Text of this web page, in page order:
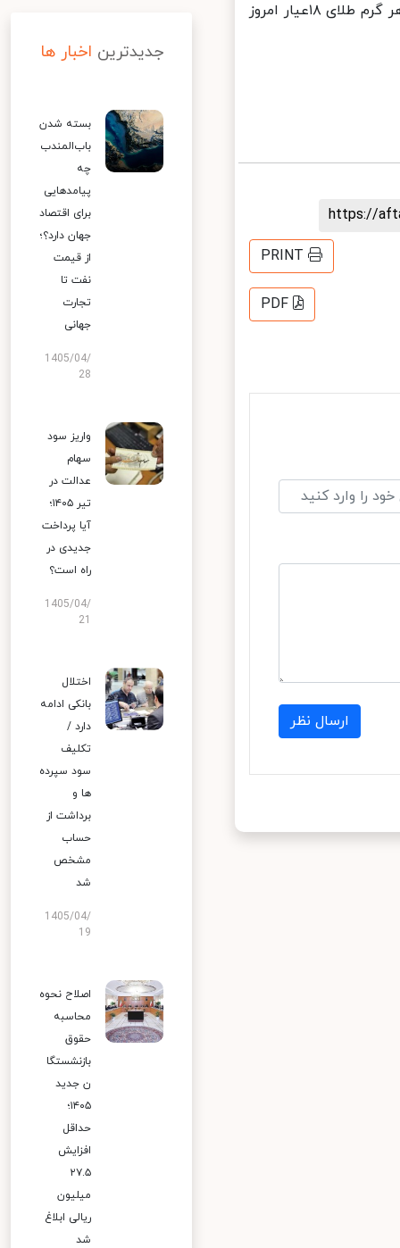
از سوی دیگر، هر گرم طلای ۱۸عیار رشد ۲۲ هزار و ۶۰۰ تومانی را تجربه کرد. هر گرم طلای ۱۸عیار امروز
https://
PRINT
PDF
ارسال نظر
جدیدترین اخبار ها
بسته شدن
باب‌المندب
چه
پیامدهایی
برای اقتصاد
جهان دارد؟؛
از قیمت
نفت تا
تجارت
جهانی
1405/04/
28
واریز سود
سهام
عدالت در
تیر ۱۴۰۵؛
آیا پرداخت
جدیدی در
راه است؟
1405/04/
اختلال
بانکی ادامه
دارد /
تکلیف
سود سپرده
ها و
برداشت از
حساب
مشخص
شد
1405/04/
19
اصلاح نحوه
محاسبه
حقوق
بازنشستگا
ن جدید
۱۴۰۵؛
حداقل
افزایش
۲۷.۵
میلیون
ریالی ابلاغ
شد